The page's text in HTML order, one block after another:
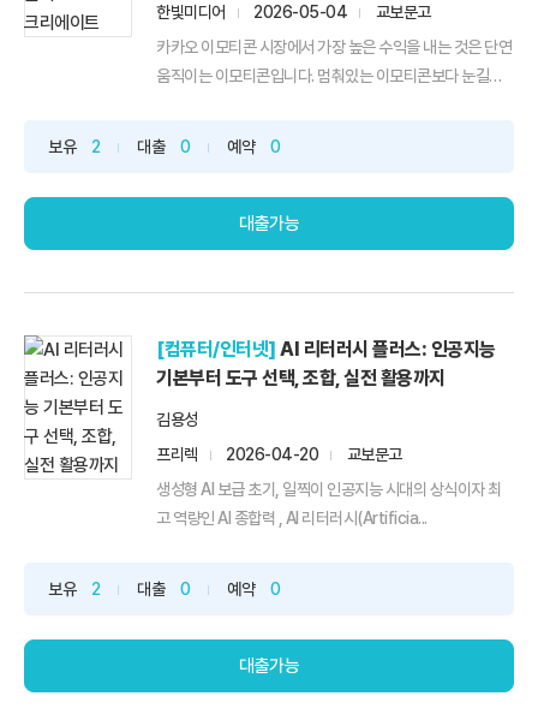
한빛미디어
2026-05-04
교보문고
카카오 이모티콘 시장에서 가장 높은 수익을 내는 것은 단연
움직이는 이모티콘입니다. 멈춰있는 이모티콘보다 눈길을
보유 2 대출 0 예약 0
대출가능
[컴퓨터/인터넷] AI 리터러시 플러스: 인공지능
기본부터 도구 선택, 조합, 실전 활용까지
김용성
프리렉
2026-04-20
교보문고
생성형 AI 보급 초기, 일찍이 인공지능 시대의 상식이자 최
고 역량인 AI 종합력 , AI 리터러시(Artificia...
보유 2 대출 0 예약 0
대출가능